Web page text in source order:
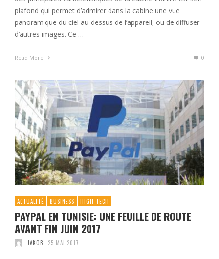
plafond qui permet d’admirer dans la cabine une vue
panoramique du ciel au-dessus de l’appareil, ou de diffuser
d’autres images. Ce …
Read More 0
ACTUALITÉ BUSINESS HIGH-TECH
PAYPAL EN TUNISIE: UNE FEUILLE DE ROUTE
AVANT FIN JUIN 2017
JAKOB 25 MAI 2017